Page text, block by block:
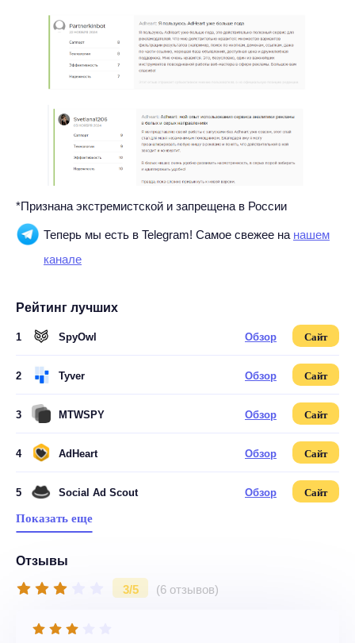
*Признана экстремистской и запрещена в России
Теперь мы есть в Telegram! Самое свежее на нашем
канале
Рейтинг лучших
1 SpyOwl Обзор Сайт
2 Tyver Обзор Сайт
3 MTWSPY Обзор Сайт
4 AdHeart Обзор Сайт
5 Social Ad Scout Обзор Сайт
Показать еще
Отзывы
3/5 (6 отзывов)